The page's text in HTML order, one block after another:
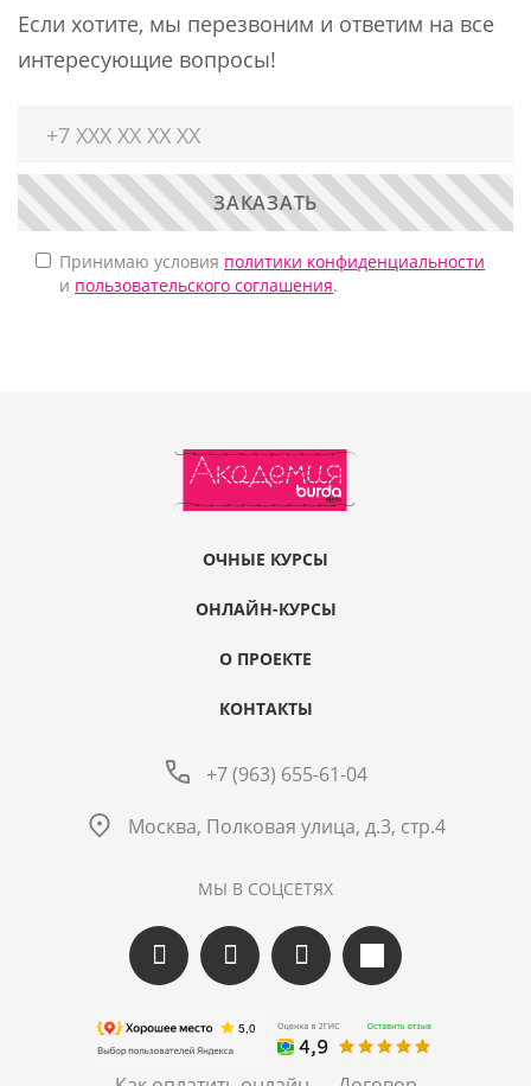
Если хотите, мы перезвоним и ответим на все
интересующие вопросы!
ЗАКАЗАТЬ
Принимаю условия политики конфиденциальности
и пользовательского соглашения.
ОЧНЫЕ КУРСЫ
ОНЛАЙН-КУРСЫ
О ПРОЕКТЕ
КОНТАКТЫ
+7 (963) 655-61-04
Москва, Полковая улица, д.3, стр.4
МЫ В СОЦСЕТЯХ